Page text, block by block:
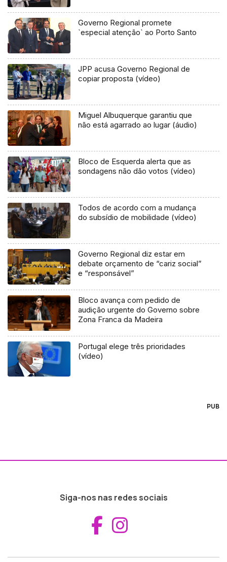
Governo Regional promete
`especial atenção` ao Porto Santo
JPP acusa Governo Regional de
copiar proposta (vídeo)
Miguel Albuquerque garantiu que
não está agarrado ao lugar (áudio)
Bloco de Esquerda alerta que as
sondagens não dão votos (vídeo)
Todos de acordo com a mudança
do subsídio de mobilidade (vídeo)
Governo Regional diz estar em
debate orçamento de “cariz social”
e “responsável”
Bloco avança com pedido de
audição urgente do Governo sobre
Zona Franca da Madeira
Portugal elege três prioridades
(vídeo)
PUB
Siga-nos nas redes sociais
Aceder ao